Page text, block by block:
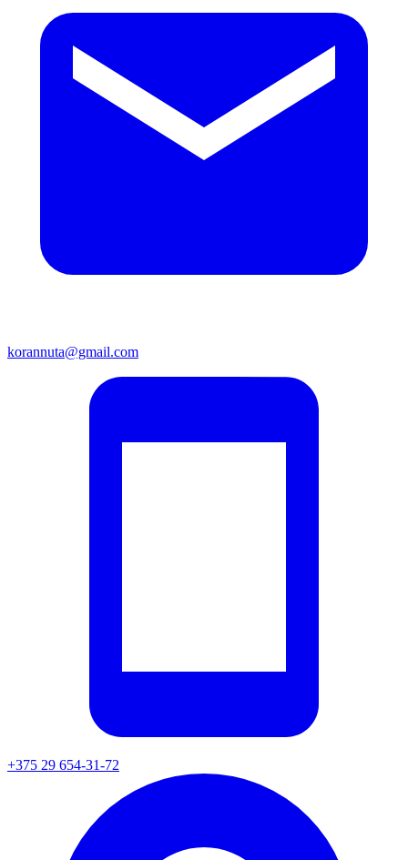
korannuta@gmail.com
+375 29 654-31-72